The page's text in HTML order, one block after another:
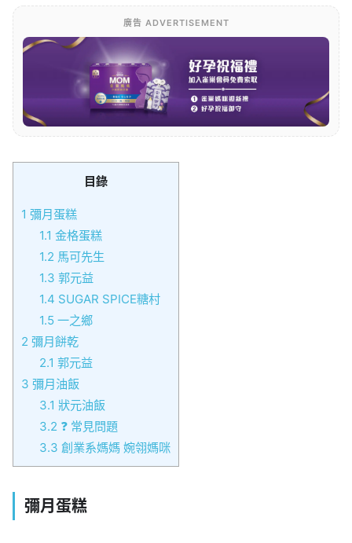
廣告 ADVERTISEMENT
目錄
1 彌月蛋糕
1.1 金格蛋糕
1.2 馬可先生
1.3 郭元益
1.4 SUGAR SPICE糖村
1.5一之鄉
2 彌月餅乾
2.1 郭元益
3 彌月油飯
3.1 狀元油飯
3.2 ❓ 常見問題
3.3 創業系媽媽 婉翎媽咪
彌月蛋糕